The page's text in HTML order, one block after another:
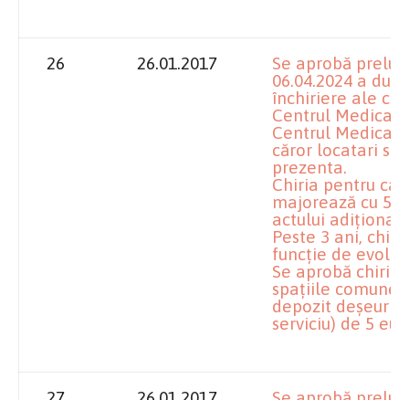
26 26.01.2017
Se aprobă
06.04.2024 a
închiriere ale
Centrul Medical
Centrul Medical
căror locatari
prezenta.
Chiria pentru
majorează cu
actului adiţional.
Peste 3 ani,
funcţie de
Se aprobă
spaţiile comune
depozit deşeuri
serviciu) de 5